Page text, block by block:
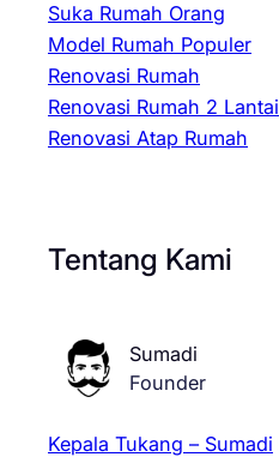
Suka Rumah Orang
Model Rumah Populer
Renovasi Rumah
Renovasi Rumah 2 Lantai
Renovasi Atap Rumah
Tentang Kami
Sumadi
Founder
Kepala Tukang – Sumadi